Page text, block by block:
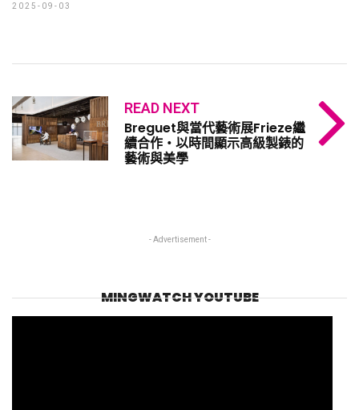
2025-09-03
READ NEXT
Breguet與當代藝術展Frieze繼
續合作・以時間顯示高級製錶的
藝術與美學
- Advertisement -
MINGWATCH YOUTUBE